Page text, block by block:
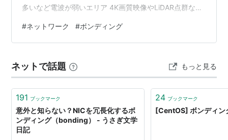
多いなど電波が弱いエリア 4K画質映像やLiDAR点群など
るボンディングという技術を実現するマルチ回線ルータ
ーをご紹介します。
#ネットワーク #ボンディング
ネットで話題 もっと見る
191 ブックマーク
意外と知らない？NICを冗長化するボ
ンディング（bonding） - うさぎ文学
日記
24 ブックマーク
[CentOS] ボンディン